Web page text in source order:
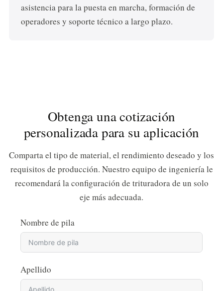
asistencia para la puesta en marcha, formación de
operadores y soporte técnico a largo plazo.
Obtenga una cotización
personalizada para su aplicación
Comparta el tipo de material, el rendimiento deseado y los
requisitos de producción. Nuestro equipo de ingeniería le
recomendará la configuración de trituradora de un solo
eje más adecuada.
Nombre de pila
Apellido